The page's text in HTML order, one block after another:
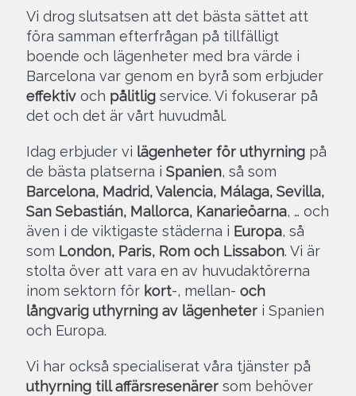
Vi drog slutsatsen att det bästa sättet att
föra samman efterfrågan på tillfälligt
boende och lägenheter med bra värde i
Barcelona var genom en byrå som erbjuder
effektivoch pålitligservice. Vi fokuserar på
det och det är vårt huvudmål.
Idag erbjuder vi lägenheter för uthyrningpå
de bästa platserna i Spanien, så som
Barcelona, Madrid, Valencia, Málaga, Sevilla,
San Sebastián, Mallorca, Kanarieöarna, … och
även i de viktigaste städerna i Europa, så
som London, Paris, Rom och Lissabon. Vi är
stolta över att vara en av huvudaktörerna
inom sektorn för kort-, mellan- och
långvarig uthyrning av lägenheteri Spanien
och Europa.
Vi har också specialiserat våra tjänster på
uthyrning till affärsresenärersom behöver